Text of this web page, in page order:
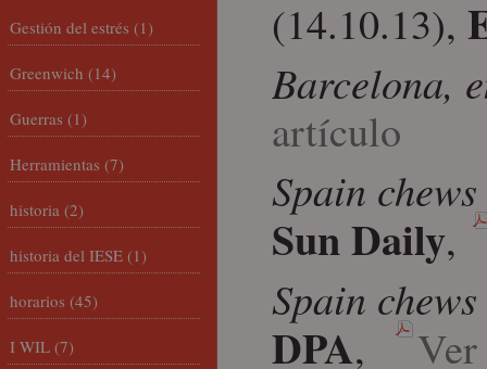
(14.10.13),
Barcelona,
artículo
Spain
Sun Daily,
Spain
DPA,
Gestión del estrés (1)
Greenwich (14)
Guerras (1)
Herramientas (7)
historia (2)
historia del IESE (1)
horarios (45)
I WIL (7)